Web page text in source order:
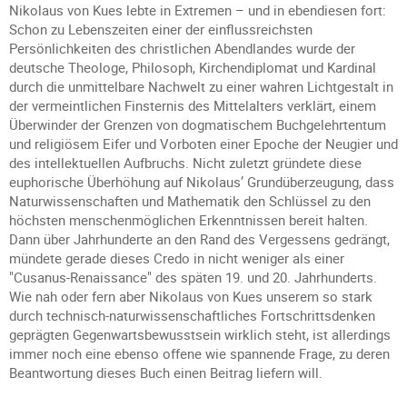
Nikolaus von Kues lebte in Extremen – und in ebendiesen fort:
Schon zu Lebenszeiten einer der einflussreichsten
Persönlichkeiten des christlichen Abendlandes wurde der
deutsche Theologe, Philosoph, Kirchendiplomat und Kardinal
durch die unmittelbare Nachwelt zu einer wahren Lichtgestalt in
der vermeintlichen Finsternis des Mittelalters verklärt, einem
Überwinder der Grenzen von dogmatischem Buchgelehrtentum
und religiösem Eifer und Vorboten einer Epoche der Neugier und
des intellektuellen Aufbruchs. Nicht zuletzt gründete diese
euphorische Überhöhung auf Nikolaus’ Grundüberzeugung, dass
Naturwissenschaften und Mathematik den Schlüssel zu den
höchsten menschenmöglichen Erkenntnissen bereit halten.
Dann über Jahrhunderte an den Rand des Vergessens gedrängt,
mündete gerade dieses Credo in nicht weniger als einer
"Cusanus-Renaissance" des späten 19. und 20. Jahrhunderts.
Wie nah oder fern aber Nikolaus von Kues unserem so stark
durch technisch-naturwissenschaftliches Fortschrittsdenken
geprägten Gegenwartsbewusstsein wirklich steht, ist allerdings
immer noch eine ebenso offene wie spannende Frage, zu deren
Beantwortung dieses Buch einen Beitrag liefern will.